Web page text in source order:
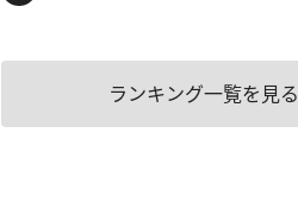
ランキング一覧を見る